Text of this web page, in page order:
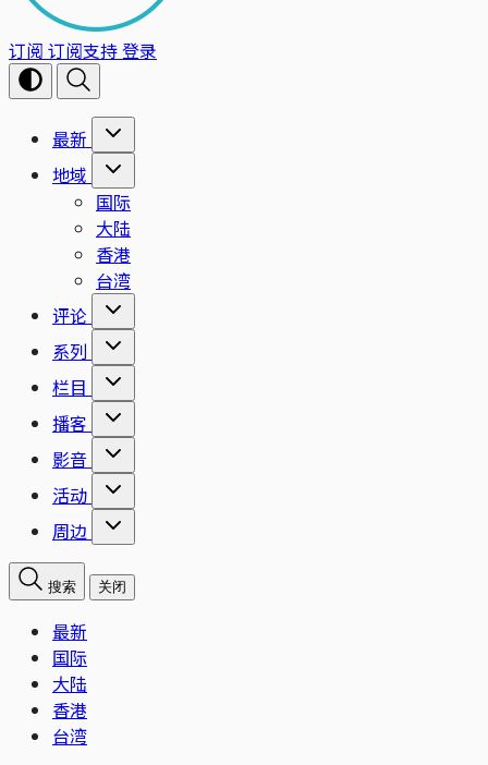
订阅 订阅支持登录
最新
地域
国际
大陆
香港
台湾
评论
系列
栏目
播客
影音
活动
周边
搜索 关闭
最新
国际
大陆
香港
台湾